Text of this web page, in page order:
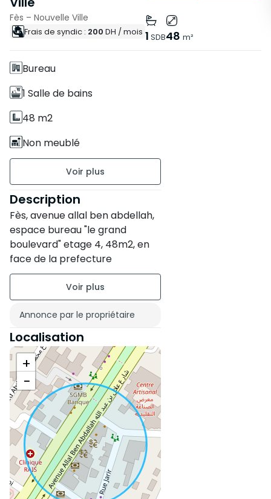
Fès – Nouvelle Ville
Frais de syndic : 200 DH / mois 1 SDB48 m²
Caractéristiques
Bureau
1 Salle de bains
48 m2
Non meublé
étage 4 sur 7
Ancienneté de la
construction : Entre 1 et 5 ans
État du bien : Neuf
Résidence sécurisée
Description
Fès, avenue allal ben abdellah,
espace bureau "le grand
boulevard" etage 4, 48m2, en
face de la prefecture
Annonce par le propriétaire
Localisation
+
−